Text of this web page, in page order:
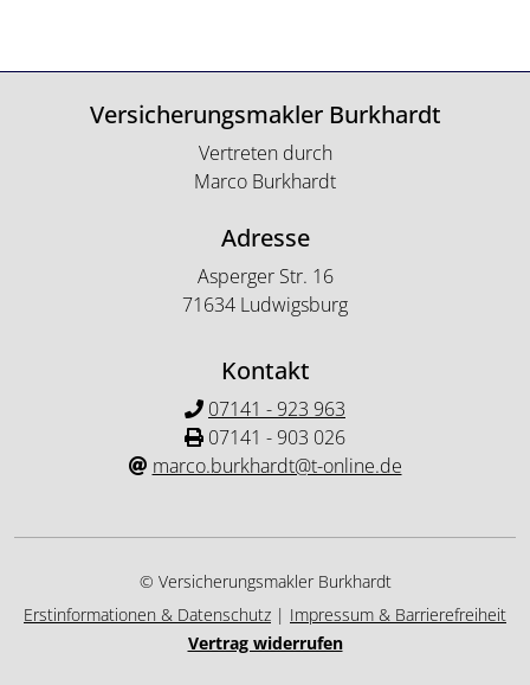
Versicherungsmakler Burkhardt
Vertreten durch
Marco Burkhardt
Adresse
Asperger Str. 16
71634 Ludwigsburg
Kontakt
07141 - 923 963
07141 - 903 026
marco.burkhardt@t-online.de
© Versicherungsmakler Burkhardt
Erstinformationen & Datenschutz | Impressum & Barrierefreiheit
Vertrag widerrufen